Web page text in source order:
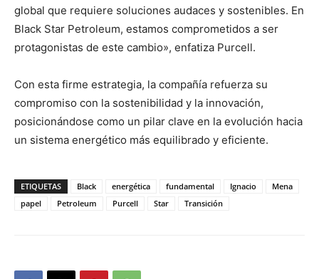
global que requiere soluciones audaces y sostenibles. En
Black Star Petroleum, estamos comprometidos a ser
protagonistas de este cambio», enfatiza Purcell.
Con esta firme estrategia, la compañía refuerza su
compromiso con la sostenibilidad y la innovación,
posicionándose como un pilar clave en la evolución hacia
un sistema energético más equilibrado y eficiente.
ETIQUETAS Black energética fundamental Ignacio
Mena
papel
Petroleum Purcell Star Transición